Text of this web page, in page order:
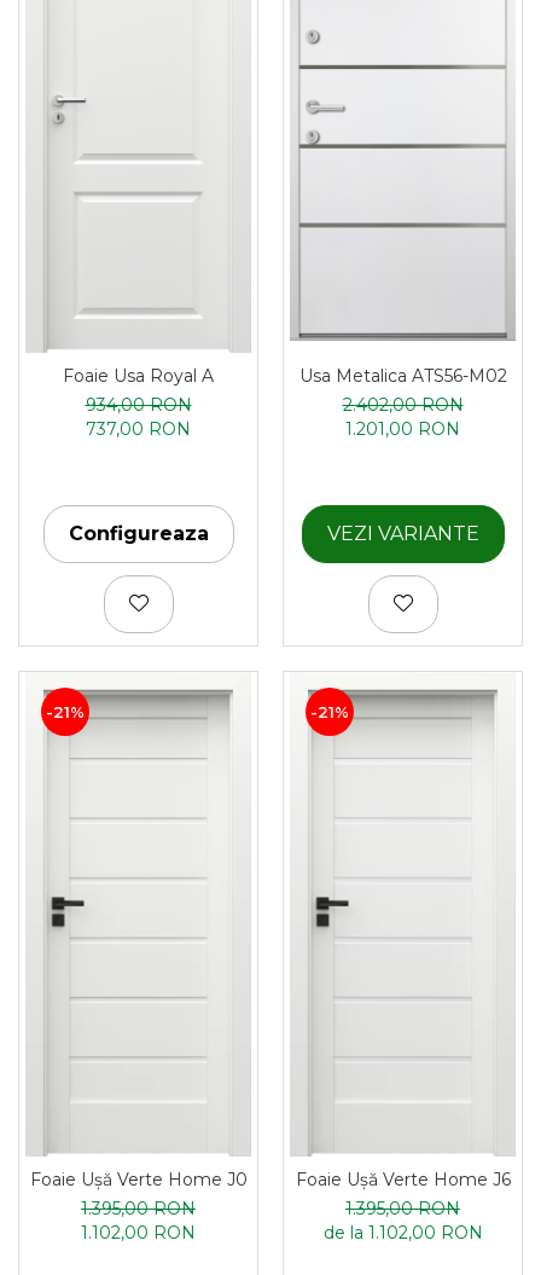
Foaie Usa Royal A
934,00 RON
737,00 RON
Configureaza
Usa Metalica ATS56-M02
2.402,00 RON
1.201,00 RON
VEZI VARIANTE
-21%
Foaie Ușă Verte Home J0
1.395,00 RON
1.102,00 RON
-21%
Foaie Ușă Verte Home J6
1.395,00 RON
de la 1.102,00 RON